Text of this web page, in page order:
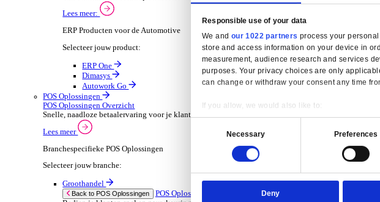
Lees meer:
ERP Producten voor de Groothandel
Selecteer jouw product:
ERP One
ERP Go
Wholesale
Dimasys
AGP Trade
Verhuur
Back to ERP Oplossingen
ERP Oplossingen Overzicht for Verhuur
Verhoog de bezetting en verlaag administratieve kosten met software
Lees meer:
ERP Producten voor de Verhuur